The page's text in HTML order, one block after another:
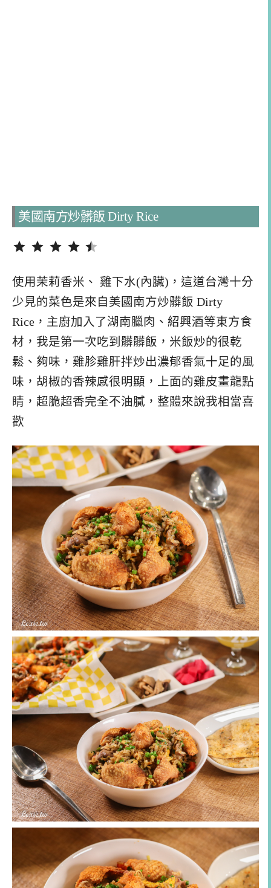
美國南方炒髒飯 Dirty Rice
使用茉莉香米、 雞下水(內臟)，這道台灣十分
少見的菜色是來自美國南方炒髒飯 Dirty
Rice，主廚加入了湖南臘肉、紹興酒等東方食
材，我是第一次吃到髒髒飯，米飯炒的很乾
鬆、夠味，雞胗雞肝拌炒出濃郁香氣十足的風
味，胡椒的香辣感很明顯，上面的雞皮畫龍點
睛，超脆超香完全不油膩，整體來說我相當喜
歡